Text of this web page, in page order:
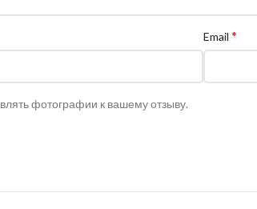
Email *
фотографии к вашему отзыву.